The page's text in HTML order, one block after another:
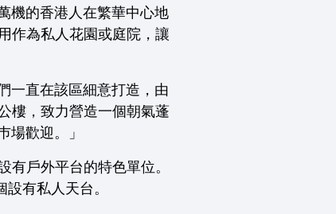
機的香港人在繁華中心地
作為私人花園或庭院，讓
一直在該區細意打造，由
樓，致力營造一個朝氣蓬
場歡迎。」
有戶外平台的特色單位。
有私人天台。